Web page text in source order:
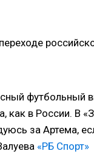
футбольный
как в России. В
за Артема,
«РБ Спорт»